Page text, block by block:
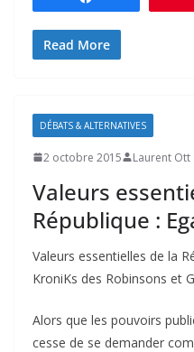
Read More
DÉBATS & ALTERNATIVES
2 octobre 2015 Laurent Ott
Valeurs
République :
Valeurs essentielles de la
KroniKs des Robinsons et
Alors que les pouvoirs
cesse de se demander